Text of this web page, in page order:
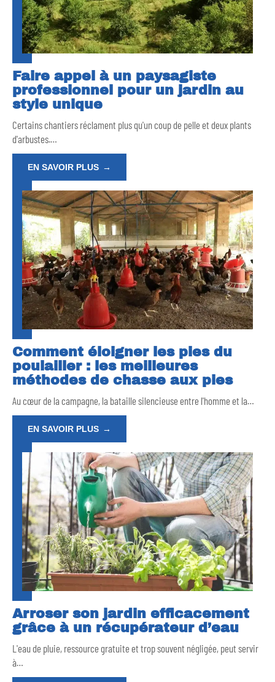
Faire appel à un paysagiste
professionnel pour un jardin au
style unique
Certains chantiers réclament plus qu'un coup de pelle et deux plants
d'arbustes.…
EN SAVOIR PLUS
Comment éloigner les pies du
poulailler : les meilleures
méthodes de chasse aux pies
Au cœur de la campagne, la bataille silencieuse entre l'homme et la…
EN SAVOIR PLUS
Arroser son jardin efficacement
grâce à un récupérateur d’eau
L'eau de pluie, ressource gratuite et trop souvent négligée, peut servir
à…